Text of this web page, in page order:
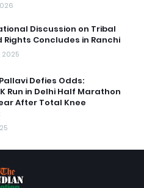
Discussion on Tribal
Rights Concludes in Ranchi
2025
Defies Odds:
Run in Delhi Half Marathon
After Total Knee